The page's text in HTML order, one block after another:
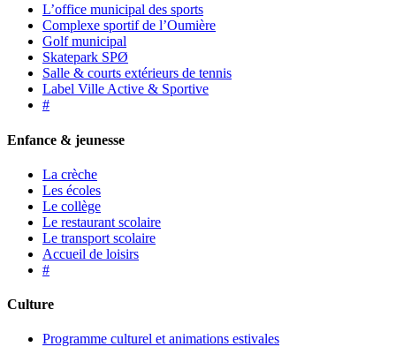
L’office municipal des sports
Complexe sportif de l’Oumière
Golf municipal
Skatepark SPØ
Salle & courts extérieurs de tennis
Label Ville Active & Sportive
#
Enfance & jeunesse
La crèche
Les écoles
Le collège
Le restaurant scolaire
Le transport scolaire
Accueil de loisirs
#
Culture
Programme culturel et animations estivales